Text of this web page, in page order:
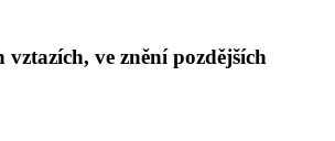
ve znění pozdějších